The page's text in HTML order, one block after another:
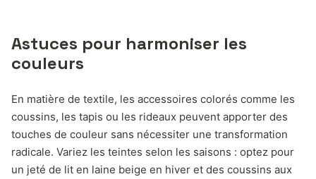
Astuces pour harmoniser les
couleurs
En matière de textile, les accessoires colorés comme les
coussins, les tapis ou les rideaux peuvent apporter des
touches de couleur sans nécessiter une transformation
radicale. Variez les teintes selon les saisons : optez pour
un jeté de lit en laine beige en hiver et des coussins aux